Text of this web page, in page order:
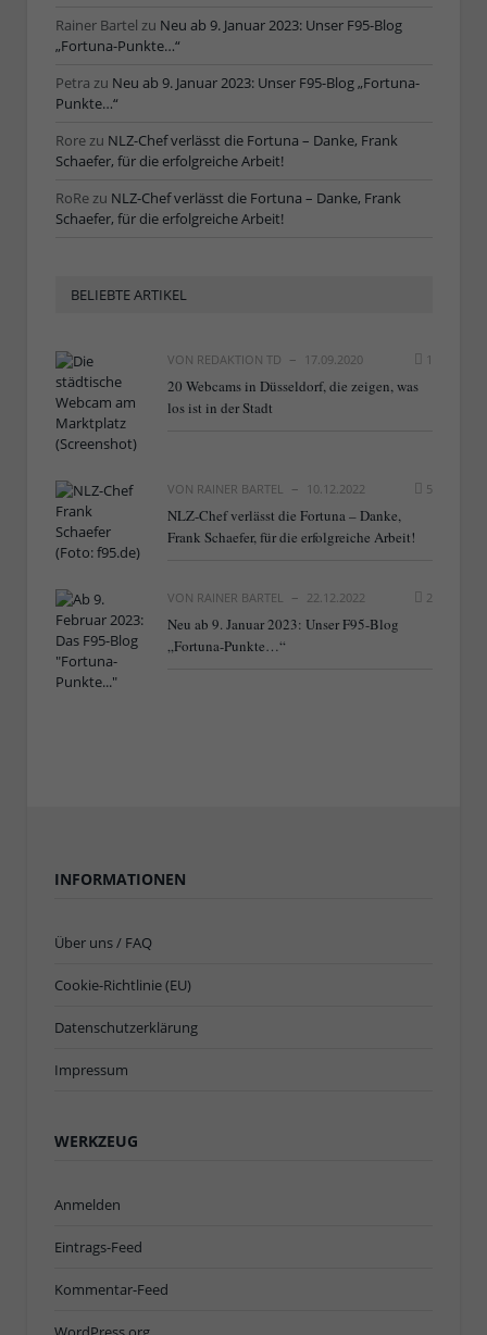
Rainer Bartel zu Neu ab 9. Januar 2023: Unser F95-Blog
„Fortuna-Punkte…“
Petra zu Neu ab 9. Januar 2023: Unser F95-Blog „Fortuna-
Punkte…“
Rorezu NLZ-Chef verlässt die Fortuna – Danke, Frank
Schaefer, für die erfolgreiche Arbeit!
RoRezu NLZ-Chef verlässt die Fortuna – Danke, Frank
Schaefer, für die erfolgreiche Arbeit!
BELIEBTE ARTIKEL
VON REDAKTION TD 17.09.2020 1
20 Webcams in Düsseldorf, die zeigen, was
los ist in der Stadt
VON RAINER BARTEL 10.12.2022 5
NLZ-Chef verlässt die Fortuna – Danke,
Frank Schaefer, für die erfolgreiche Arbeit!
VON RAINER BARTEL 22.12.2022 2
Neu ab 9. Januar 2023: Unser F95-Blog
„Fortuna-Punkte…“
INFORMATIONEN
Über uns / FAQ
Cookie-Richtlinie (EU)
Datenschutzerklärung
Impressum
WERKZEUG
Anmelden
Eintrags-Feed
Kommentar-Feed